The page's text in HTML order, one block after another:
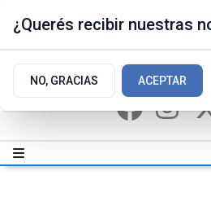
¿Querés recibir nuestras
NO, GRACIAS ACEPTAR